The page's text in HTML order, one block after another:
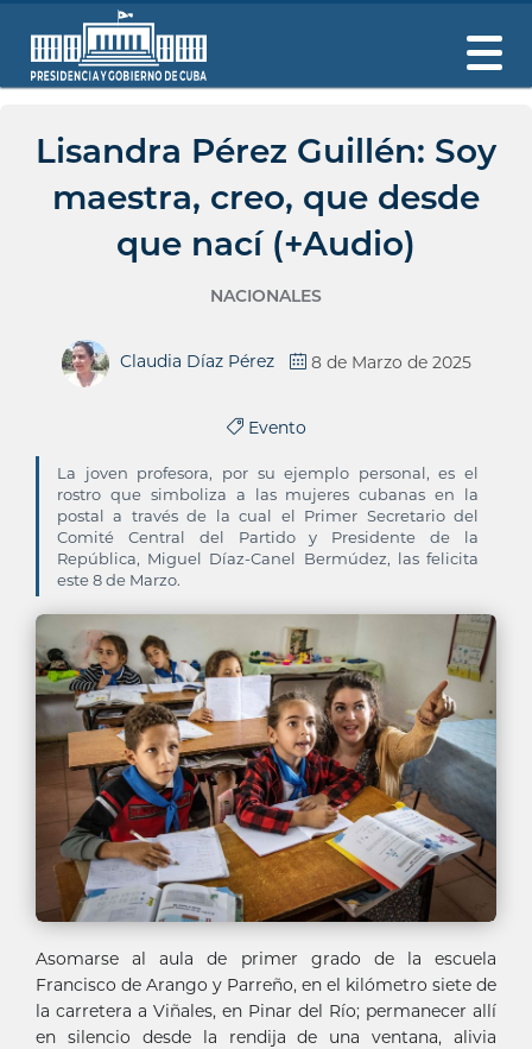
Lisandra Pérez Guillén: Soy
maestra, creo, que desde
que nací (+Audio)
NACIONALES
Claudia Díaz Pérez 8 de Marzo de 2025
Evento
La joven profesora, por su ejemplo personal, es el
rostro que simboliza a las mujeres cubanas en la
postal a través de la cual el Primer Secretario del
Comité Central del Partido y Presidente de la
República, Miguel Díaz-Canel Bermúdez, las felicita
este 8 de Marzo.
Asomarse al aula de primer grado de la escuela
Francisco de Arango y Parreño, en el kilómetro siete de
la carretera a Viñales, en Pinar del Río; permanecer allí
en silencio desde la rendija de una ventana, alivia